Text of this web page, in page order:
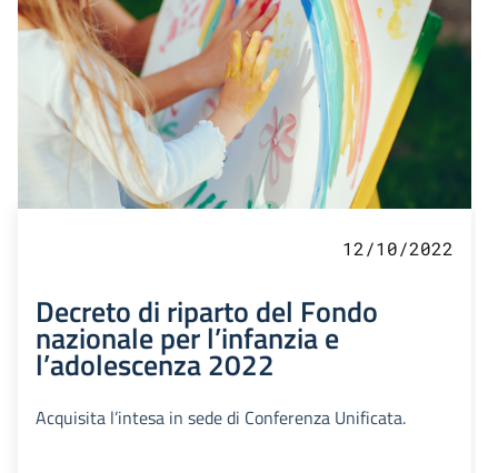
12/10/2022
Decreto di riparto del Fondo
nazionale per l’infanzia e
l’adolescenza 2022
Acquisita l’intesa in sede di Conferenza Unificata.